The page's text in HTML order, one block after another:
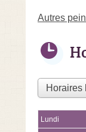
Autres
Lundi